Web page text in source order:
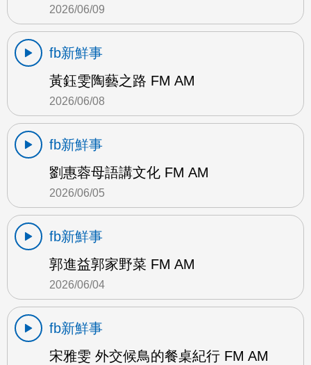
2026/06/09
fb新鮮事
黃鈺雯陶藝之路 FM AM
2026/06/08
fb新鮮事
劉惠蓉母語講文化 FM AM
2026/06/05
fb新鮮事
郭進益郭家野菜 FM AM
2026/06/04
fb新鮮事
宋雅雯 外交候鳥的餐桌紀行 FM AM